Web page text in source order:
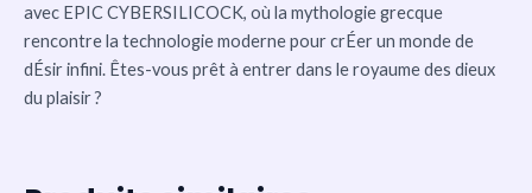
avec EPIC CYBERSILICOCK, où la mythologie grecque
rencontre la technologie moderne pour crÉer un monde de
dÉsir infini. Êtes-vous prêt à entrer dans le royaume des dieux
du plaisir ?